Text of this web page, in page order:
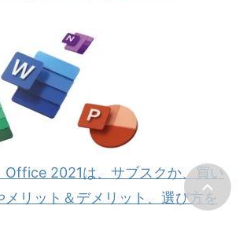
Office 2021は、サブスクか、買い
メリット＆デメリット、選び方を